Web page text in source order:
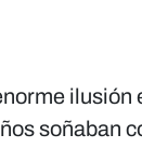
soñaban